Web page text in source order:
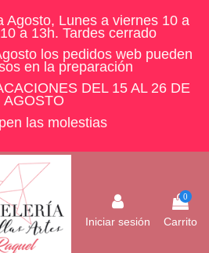
Agosto, Lunes a viernes 10 a
a 13h. Tardes cerrado
los pedidos web pueden
en la preparación
DEL 15 AL 26 DE
AGOSTO
las molestias
Iniciar sesión
0
Carrito